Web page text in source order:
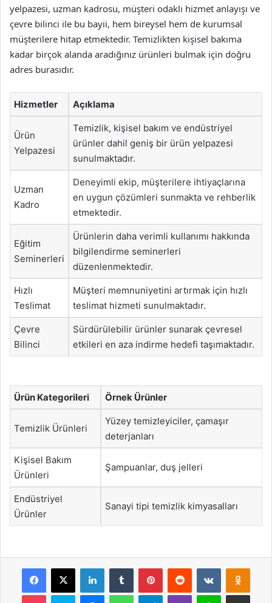
yelpazesi, uzman kadrosu, müşteri odaklı hizmet anlayışı ve
çevre bilinci ile bu bayii, hem bireysel hem de kurumsal
müşterilere hitap etmektedir. Temizlikten kişisel bakıma
kadar birçok alanda aradığınız ürünleri bulmak için doğru
adres burasıdır.
Hizmetler Açıklama
Ürün
Yelpazesi
Temizlik, kişisel bakım ve endüstriyel
ürünler dahil geniş bir ürün yelpazesi
sunulmaktadır.
Uzman
Kadro
Deneyimli ekip, müşterilere ihtiyaçlarına
en uygun çözümleri sunmakta ve rehberlik
etmektedir.
Eğitim
Seminerleri
Ürünlerin daha verimli kullanımı hakkında
bilgilendirme seminerleri
düzenlenmektedir.
Hızlı
Teslimat
Müşteri memnuniyetini artırmak için hızlı
teslimat hizmeti sunulmaktadır.
Çevre
Bilinci
Sürdürülebilir ürünler sunarak çevresel
etkileri en aza indirme hedefi taşımaktadır.
Ürün Kategorileri Örnek Ürünler
Temizlik Ürünleri
Yüzey temizleyiciler, çamaşır
deterjanları
Kişisel Bakım
Ürünleri
Şampuanlar, duş jelleri
Endüstriyel
Ürünler
Sanayi tipi temizlik kimyasalları
Facebook
X LinkedInTumblr PinterestReddit VKontakte
Pocket Skype MessengerWhatsAppTelegramViber Line E-Posta ile